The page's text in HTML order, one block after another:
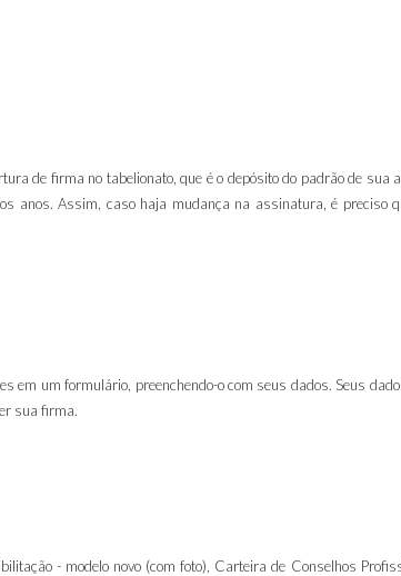
de firma no tabelionato, que é o depósito do padrão de sua
Assim, caso haja mudança na assinatura, é preciso
em um formulário, preenchendo-o com seus dados. Seus
sua firma.
- modelo novo (com foto), Carteira de Conselhos